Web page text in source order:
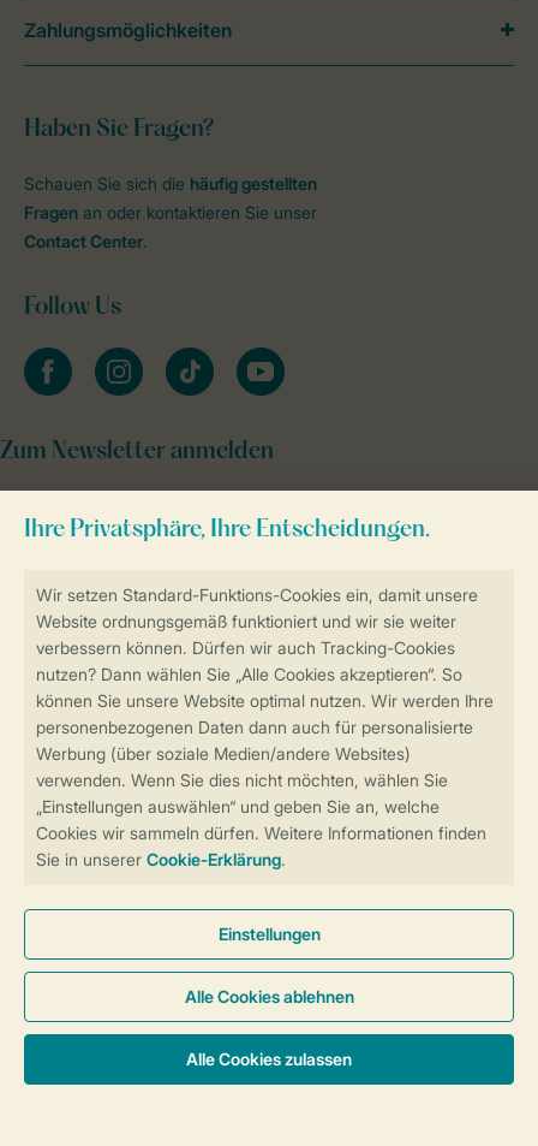
Sicherstellung Deiner Privatsphäre
Sicher und schnell zur Online-Buchung
Sichere Datenübertragung
Sicheres Bezahlen
Haben Sie Fragen?
Schauen Sie sich die häufig gestellten
Fragen an oder kontaktieren Sie unser
Contact Center.
Follow Us
facebookinstagramtiktok youtube
Zum Newsletter anmelden
Zahlungsmöglichkeiten
Cookies und Banner
Barrierefreiheit
© 2026 Landal GreenParks GmbH